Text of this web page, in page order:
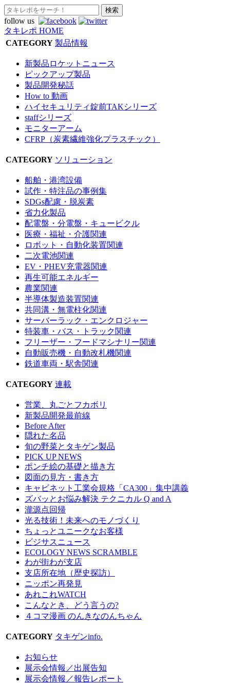
follow us
タキレポ HOME
CATEGORY 製品情報
新製品ロケットニュース
ピックアップ製品
製品開発秘話
How to 動画
ハイセキュリティ錠前TAKシリーズ
staffシリーズ
モニターアーム
CFRP（炭素繊維強化プラスチック）
CATEGORY ソリューション
船舶・港湾設備
試作・特注品の事例集
SDGs配慮・脱炭素
省力化製品
配電盤・分電盤・キュービクル
医療・福祉・介護関連
ロボット・自動化装置関連
二次電池関連
EV・PHEV充電器関連
再生可能エネルギー
農業関連
半導体製造装置関連
共同溝・無電柱化関連
サーバーラック・エンクロジャー
特装車・バス・トラック関連
フリーザー・フードマシナリー関連
自動販売機・自動改札機関連
鉄道車両・駅舎関連
CATEGORY 連載
営業、丸ごとフカボリ
新製品開発最前線
Before After
隠れた名品
旬の野菜とタキゲン製品
PICK UP NEWS
ポンチ絵の基礎と描き方
図面の見方・書き方
キャビネット工業会規格「CA300」集中講義
ズバッとお悩み解決 テクニカル Q and A
瀧源点回帰
光る技術！未来へのモノづくり
ちょっとユニークなお客様
ビジサスニュース
ECOLOGY NEWS SCRAMBLE
わが街わが支店
支店所在地（歴史探訪）
ニッポン再発見
あれこれWATCH
こんなとき、どう言うの?
４コマ漫画 のんきなのんちゃん
CATEGORY タキゲンinfo.
お知らせ
展示会情報／出展告知
展示会情報／報告レポート